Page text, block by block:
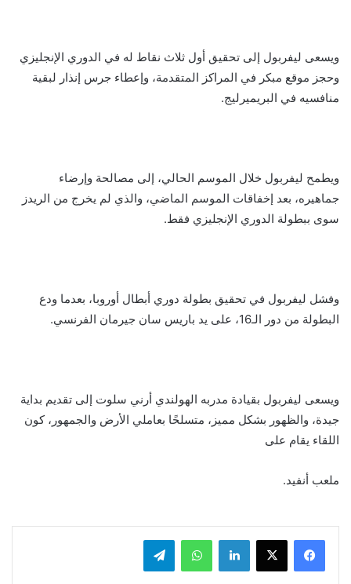
ويسعى ليفربول إلى تحقيق أول ثلاث نقاط له في الدوري الإنجليزي
وحجز موقع مبكر في المراكز المتقدمة، وإعطاء جرس إنذار لبقية
منافسيه في البريميرليج.
ويطمح ليفربول خلال الموسم الحالي، إلى مصالحة وإرضاء
جماهيره، بعد إخفاقات الموسم الماضي، والذي لم يخرج من الريدز
سوى ببطولة الدوري الإنجليزي فقط.
وفشل ليفربول في تحقيق بطولة دوري أبطال أوروبا، بعدما ودع
البطولة من دور الـ16، على يد باريس سان جيرمان الفرنسي.
ويسعى ليفربول بقيادة مدربه الهولندي أرني سلوت إلى تقديم بداية
جيدة، والظهور بشكل مميز، متسلحًا بعاملي الأرض والجمهور، كون
اللقاء يقام على
ملعب أنفيد.
لينكدإن واتساب